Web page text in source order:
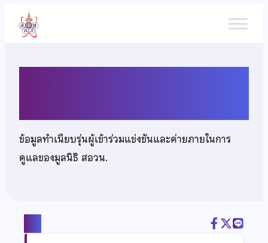
เนื้อหา
ข้อมูลทำเนียบรุ่นผู้เข้าร่วมแข่งขันและค่ายภายในการ
ดูแลของมูลนิธิ สอวน.